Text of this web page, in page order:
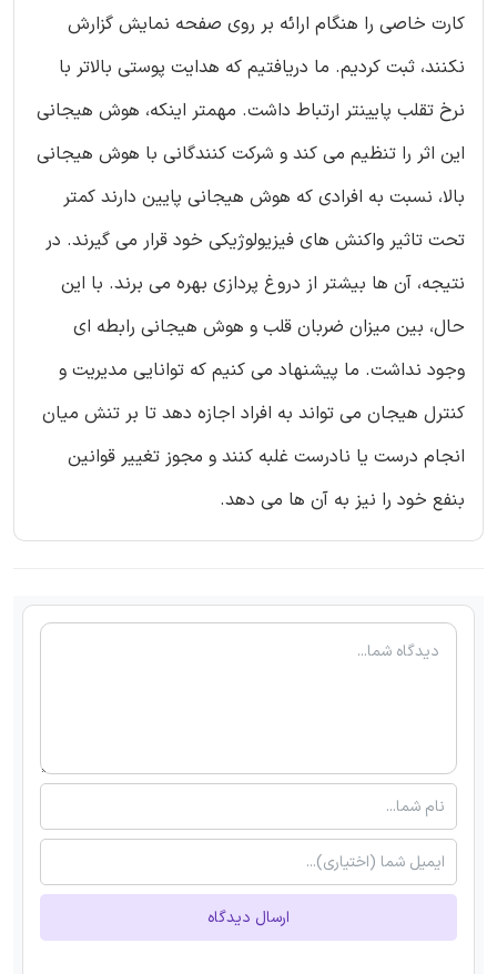
کارت خاصی را هنگام ارائه بر روی صفحه نمایش گزارش
نکنند، ثبت کردیم. ما دریافتیم که هدایت پوستی بالاتر با
نرخ تقلب پایینتر ارتباط داشت. مهمتر اینکه، هوش هیجانی
این اثر را تنظیم می کند و شرکت کنندگانی با هوش هیجانی
بالا، نسبت به افرادی که هوش هیجانی پایین دارند کمتر
تحت تاثیر واکنش های فیزیولوژیکی خود قرار می گیرند. در
نتیجه، آن ها بیشتر از دروغ پردازی بهره می برند. با این
حال، بین میزان ضربان قلب و هوش هیجانی رابطه ای
وجود نداشت. ما پیشنهاد می کنیم که توانایی مدیریت و
کنترل هیجان می تواند به افراد اجازه دهد تا بر تنش میان
انجام درست یا نادرست غلبه کنند و مجوز تغییر قوانین
بنفع خود را نیز به آن ها می دهد.
ارسال دیدگاه